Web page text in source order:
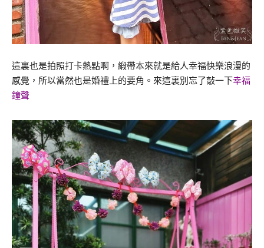
這裏也是拍照打卡熱點啊，緞帶本來就是給人幸福快樂浪漫的
感覺，所以當然也是婚禮上的要角。來這裏別忘了敲一下幸福
鐘聲